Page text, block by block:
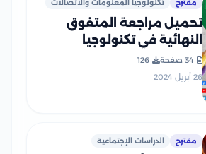
مقترح تكنولوجيا المعلومات والاتصالات
تحميل مراجعة المتفوق
النهائية في تكنولوجيا
المعلومات للصف السادس
الابتدائي الفصل الدراسي
34 صفحة
126
26 أبريل 2024
مقترح الدراسات الإجتماعية